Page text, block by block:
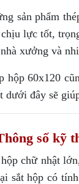
sản phẩm
lực tốt,
xưởng và
hộp 60x120
dưới đây sẽ
số kỹ
chữ nhật
sắt hộp có